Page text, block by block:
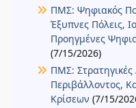
ΠΜΣ: Ψηφιακός
Έξυπνες Πόλεις,
Προηγμένες
(7/15/2026)
ΠΜΣ: Στρατηγικές
Περιβάλλοντος,
Κρίσεων (7/15/